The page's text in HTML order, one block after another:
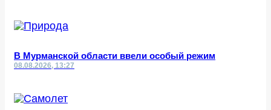
В Мурманской области ввели особый режим
08.08.2026, 13:27